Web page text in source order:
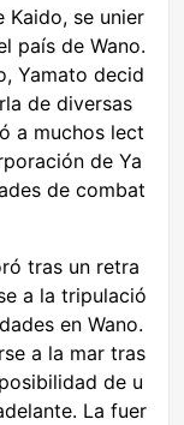
Kaido, se unier
país de Wano.
Yamato decid
de diversas
a muchos lect
de Ya
de combat
tras un retra
a la tripulació
en Wano.
a la mar tras
de u
La fuer